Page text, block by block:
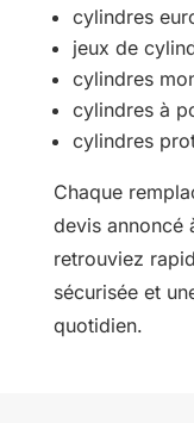
cylindres
jeux de
cylindres
cylindres à
cylindres
Chaque
devis annoncé
retrouviez
sécurisée et
quotidien.